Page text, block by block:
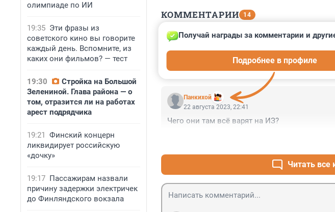
олимпиаде по ИИ
19:35 Эти фразы из
советского кино вы говорите
каждый день. Вспомните, из
каких они фильмов? — тест
19:30
Стройка на Большой
Зелениной. Глава района — о
том, отразится ли на работах
арест подрядчика
19:21 Финский концерн
ликвидирует российскую
«дочку»
19:17 Пассажирам назвали
причину задержки электричек
до Финляндского вокзала
КОММЕНТАРИИ 14
Гость
Оптимизация медицины во всей красе.
Панкихой
Получай награды за комментарии и
Подробнее в профиле
22 августа 2023, 22:41
Чего они там всё варят на ИЗ?
Читать все